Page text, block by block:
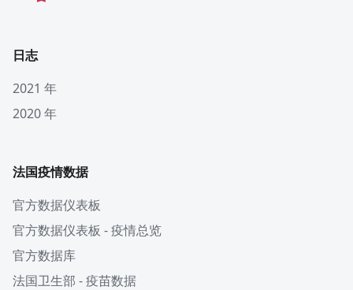
日志
2021 年
2020 年
法国疫情数据
官方数据仪表板
官方数据仪表板 - 疫情总览
官方数据库
法国卫生部 - 疫苗数据